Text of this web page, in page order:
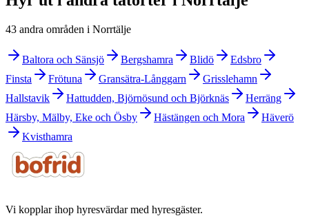
43 andra områden i Norrtälje
Baltora och Sänsjö Bergshamra Blidö
Edsbro
Finsta
Frötuna Gransätra-Långgarn
Grisslehamn
Hallstavik
Hattudden, Björnösund och Björknäs
Herräng
Härsby, Mälby, Eke och Ösby
Hästängen och Mora
Häverö
Kvisthamra
Vi kopplar ihop hyresvärdar med hyresgäster.